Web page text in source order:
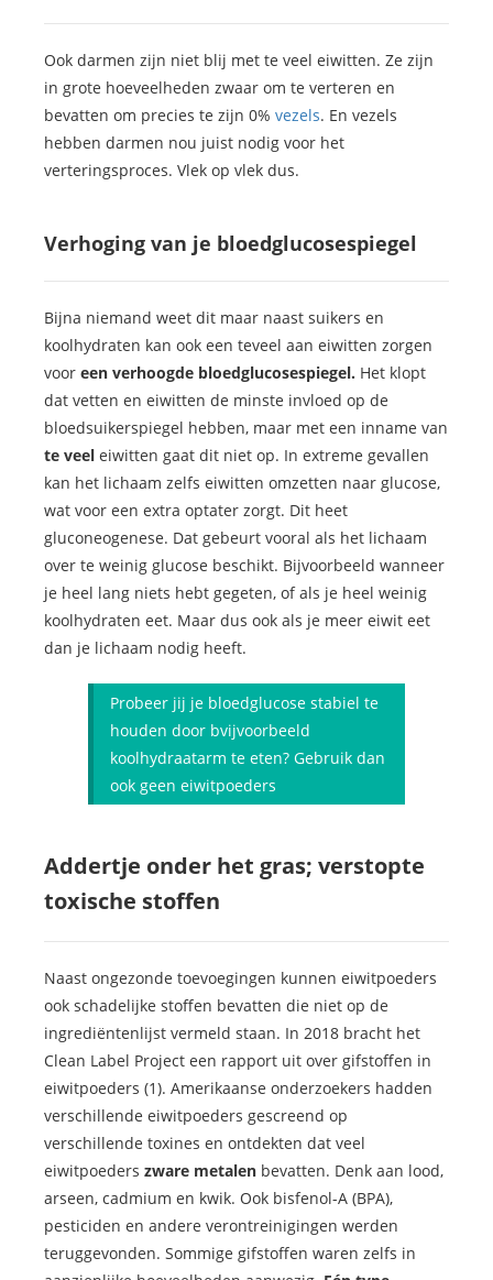
Ook darmen zijn niet blij met te veel eiwitten. Ze zijn
in grote hoeveelheden zwaar om te verteren en
bevatten om precies te zijn 0% vezels. En vezels
hebben darmen nou juist nodig voor het
verteringsproces. Vlek op vlek dus.
Verhoging van je bloedglucosespiegel
Bijna niemand weet dit maar naast suikers en
koolhydraten kan ook een teveel aan eiwitten zorgen
voor een verhoogde bloedglucosespiegel. Het klopt
dat vetten en eiwitten de minste invloed op de
bloedsuikerspiegel hebben, maar met een inname van
te veel eiwitten gaat dit niet op. In extreme gevallen
kan het lichaam zelfs eiwitten omzetten naar glucose,
wat voor een extra optater zorgt. Dit heet
gluconeogenese. Dat gebeurt vooral als het lichaam
over te weinig glucose beschikt. Bijvoorbeeld wanneer
je heel lang niets hebt gegeten, of als je heel weinig
koolhydraten eet. Maar dus ook als je meer eiwit eet
dan je lichaam nodig heeft.
Probeer jij je bloedglucose stabiel te
houden door bvijvoorbeeld
koolhydraatarm te eten? Gebruik dan
ook geen eiwitpoeders
Addertje onder het gras; verstopte
toxische stoffen
Naast ongezonde toevoegingen kunnen eiwitpoeders
ook schadelijke stoffen bevatten die niet op de
ingrediëntenlijst vermeld staan. In 2018 bracht het
Clean Label Project een rapport uit over gifstoffen in
eiwitpoeders (1). Amerikaanse onderzoekers hadden
verschillende eiwitpoeders gescreend op
verschillende toxines en ontdekten dat veel
eiwitpoeders zware metalen bevatten. Denk aan lood,
arseen, cadmium en kwik. Ook bisfenol-A (BPA),
pesticiden en andere verontreinigingen werden
teruggevonden. Sommige gifstoffen waren zelfs in